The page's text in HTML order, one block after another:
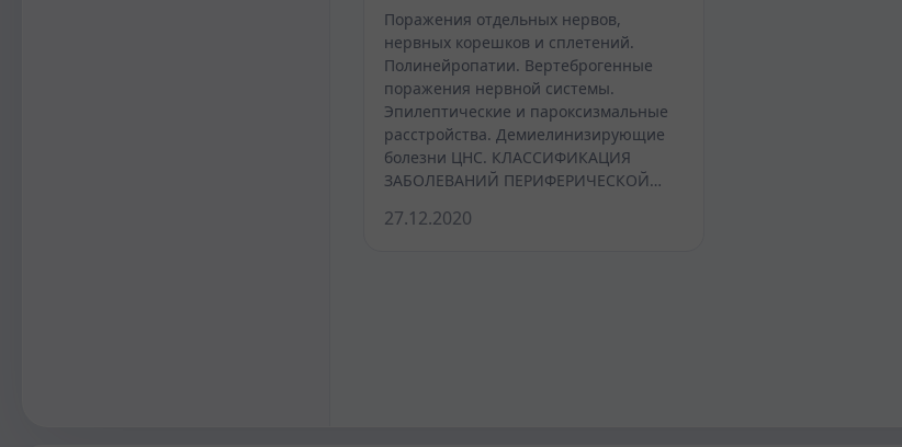
Поражения отдельных нервов,
нервных корешков и сплетений.
Полинейропатии. Вертеброгенные
поражения нервной системы.
Эпилептические и пароксизмальные
расстройства. Демиелинизирующие
болезни ЦНС. КЛАССИФИКАЦИЯ
ЗАБОЛЕВАНИЙ ПЕРИФЕРИЧЕСКОЙ…
27.12.2020